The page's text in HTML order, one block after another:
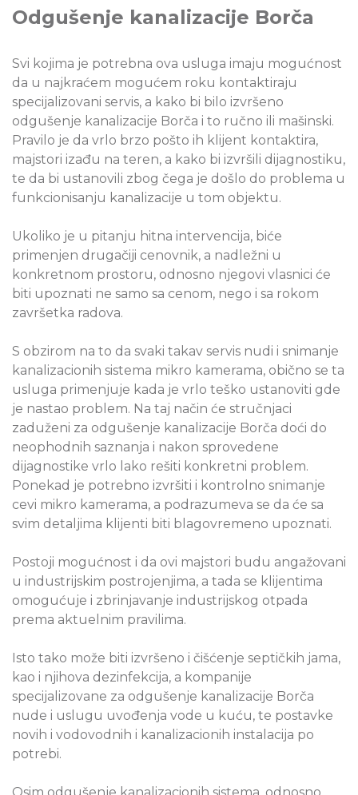
Odgušenje kanalizacije Borča
Svi kojima je potrebna ova usluga imaju mogućnost
da u najkraćem mogućem roku kontaktiraju
specijalizovani servis, a kako bi bilo izvršeno
odgušenje kanalizacije Borča i to ručno ili mašinski.
Pravilo je da vrlo brzo pošto ih klijent kontaktira,
majstori izađu na teren, a kako bi izvršili dijagnostiku,
te da bi ustanovili zbog čega je došlo do problema u
funkcionisanju kanalizacije u tom objektu.
Ukoliko je u pitanju hitna intervencija, biće
primenjen drugačiji cenovnik, a nadležni u
konkretnom prostoru, odnosno njegovi vlasnici će
biti upoznati ne samo sa cenom, nego i sa rokom
završetka radova.
S obzirom na to da svaki takav servis nudi i snimanje
kanalizacionih sistema mikro kamerama, obično se ta
usluga primenjuje kada je vrlo teško ustanoviti gde
je nastao problem. Na taj način će stručnjaci
zaduženi za odgušenje kanalizacije Borča doći do
neophodnih saznanja i nakon sprovedene
dijagnostike vrlo lako rešiti konkretni problem.
Ponekad je potrebno izvršiti i kontrolno snimanje
cevi mikro kamerama, a podrazumeva se da će sa
svim detaljima klijenti biti blagovremeno upoznati.
Postoji mogućnost i da ovi majstori budu angažovani
u industrijskim postrojenjima, a tada se klijentima
omogućuje i zbrinjavanje industrijskog otpada
prema aktuelnim pravilima.
Isto tako može biti izvršeno i čišćenje septičkih jama,
kao i njihova dezinfekcija, a kompanije
specijalizovane za odgušenje kanalizacije Borča
nude i uslugu uvođenja vode u kuću, te postavke
novih i vodovodnih i kanalizacionih instalacija po
potrebi.